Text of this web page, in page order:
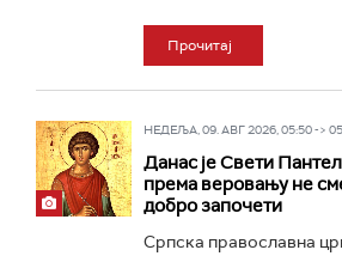
Прочитај
НЕДЕЉА, 09. АВГ 2026, 05:50 ->
Данас је Свети
према веровању не
добро започети
Српска православна